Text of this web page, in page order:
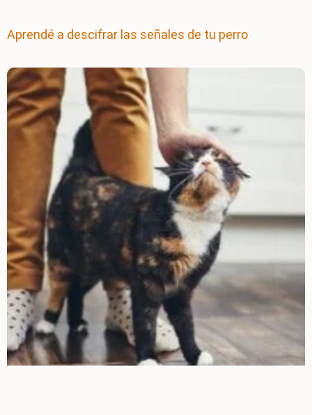
Aprendé a descifrar las señales de tu perro